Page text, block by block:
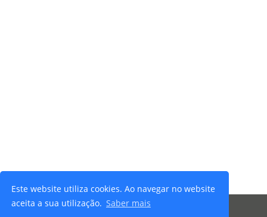
Este website utiliza cookies. Ao navegar no website
aceita a sua utilização. Saber mais